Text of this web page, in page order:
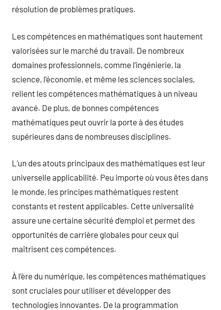
résolution de problèmes pratiques.
Les compétences en mathématiques sont hautement
valorisées sur le marché du travail. De nombreux
domaines professionnels, comme l’ingénierie, la
science, l’économie, et même les sciences sociales,
relient les compétences mathématiques à un niveau
avancé. De plus, de bonnes compétences
mathématiques peut ouvrir la porte à des études
supérieures dans de nombreuses disciplines.
L’un des atouts principaux des mathématiques est leur
universelle applicabilité. Peu importe où vous êtes dans
le monde, les principes mathématiques restent
constants et restent applicables. Cette universalité
assure une certaine sécurité d’emploi et permet des
opportunités de carrière globales pour ceux qui
maîtrisent ces compétences.
À l’ère du numérique, les compétences mathématiques
sont cruciales pour utiliser et développer des
technologies innovantes. De la programmation